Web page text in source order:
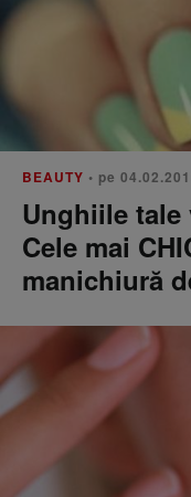
BEAUTY • pe
Unghiile
Cele mai
manichiură